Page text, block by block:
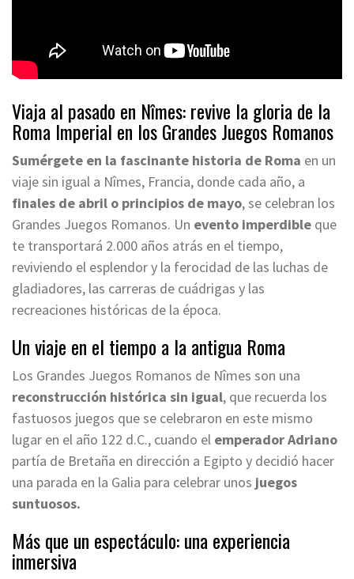
Viaja al pasado en Nîmes: revive la gloria de la
Roma Imperial en los Grandes Juegos Romanos
Sumérgete en la fascinante historia de Roma en un
viaje sin igual a Nîmes, Francia, donde cada año, a
finales de abril o principios de mayo, se celebran los
Grandes Juegos Romanos. Un evento imperdible que
te transportará 2.000 años atrás en el tiempo,
reviviendo el esplendor y la ferocidad de las luchas de
gladiadores, las carreras de cuádrigas y las
recreaciones históricas de la época.
Un viaje en el tiempo a la antigua Roma
Los Grandes Juegos Romanos de Nîmes son una
reconstrucción histórica sin igual, que recuerda los
fastuosos juegos que se celebraron en este mismo
lugar en el año 122 d.C., cuando el emperador Adriano
partía de Bretaña en dirección a Egipto y decidió hacer
una parada en la Galia para celebrar unos juegos
suntuosos.
Más que un espectáculo: una experiencia
inmersiva